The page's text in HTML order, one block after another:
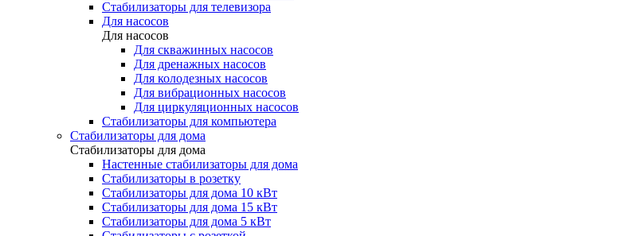
Стабилизаторы для телевизора
Для насосов
Для насосов
Для скважинных насосов
Для дренажных насосов
Для колодезных насосов
Для вибрационных насосов
Для циркуляционных насосов
Стабилизаторы для компьютера
Стабилизаторы для дома
Стабилизаторы для дома
Настенные стабилизаторы для дома
Стабилизаторы в розетку
Стабилизаторы для дома 10 кВт
Стабилизаторы для дома 15 кВт
Стабилизаторы для дома 5 кВт